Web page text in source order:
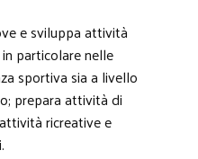
e sviluppa attività
particolare nelle
sportiva sia a livello
prepara attività di
ricreative e